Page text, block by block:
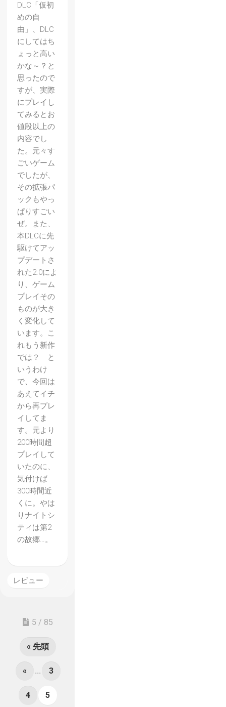
DLC「仮初
めの自
由」、DLC
にしてはち
ょっと高い
かな～？と
思ったので
すが、実際
にプレイし
てみるとお
値段以上の
内容でし
た。元々す
ごいゲーム
でしたが、
その拡張パ
ックもやっ
ぱりすごい
ぜ。また、
本DLCに先
駆けてアッ
プデートさ
れた2.0によ
り、ゲーム
プレイその
ものが大き
く変化して
います。こ
れもう新作
では？ と
いうわけ
で、今回は
あえてイチ
から再プレ
イしてま
す。元より
200時間超
プレイして
いたのに、
気付けば
300時間近
くに。やは
りナイトシ
ティは第2
の故郷…。
レビュー
5 / 85
« 先頭
« ... 3
4 5